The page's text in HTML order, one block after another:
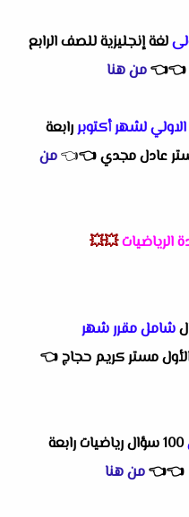
لغة إنجليزية للصف الرابع
👈
👈من هنا
لشهر أكتوبررابعة
عادل مجدي👈
👈من
الرياضيات💥💥
شامل مقرر شهر
الأول مستر كريم حجاج👈
100 سؤال رياضيات رابعة
👈
👈من هنا